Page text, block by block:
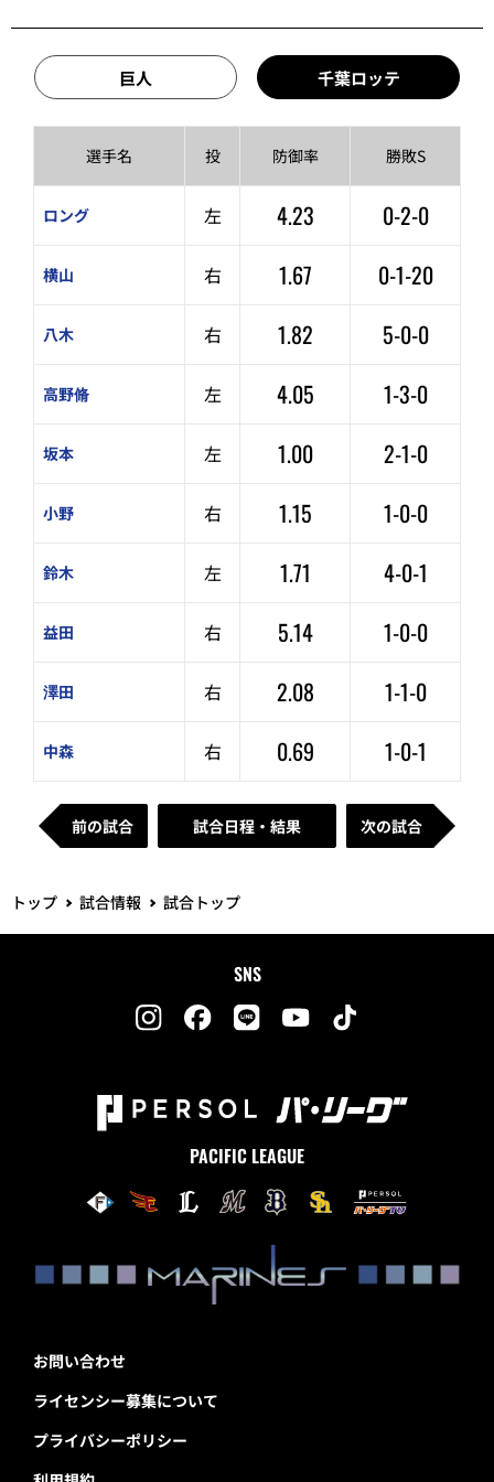
巨人 千葉ロッテ
選手名 投 防御率 勝敗S
ロング 左 4.23 0-2-0
横山 右 1.67 0-1-20
八木 右 1.82 5-0-0
高野脩 左 4.05 1-3-0
坂本 左 1.00 2-1-0
小野 右 1.15 1-0-0
鈴木 左 1.71 4-0-1
益田 右 5.14 1-0-0
澤田 右 2.08 1-1-0
中森 右 0.69 1-0-1
前の試合 試合日程・結果 次の試合
トップ 試合情報 試合トップ
SNS
PACIFIC LEAGUE
お問い合わせ
ライセンシー募集について
プライバシーポリシー